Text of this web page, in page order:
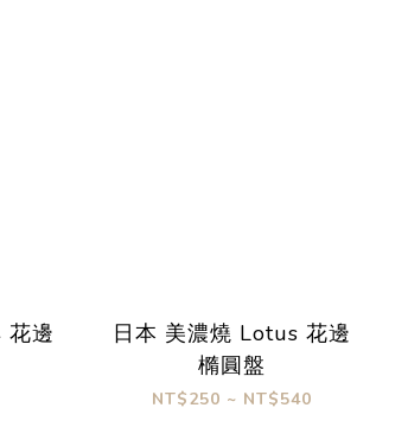
花邊
日本 美濃燒 Lotus 花邊
橢圓盤
NT$250 ~ NT$540